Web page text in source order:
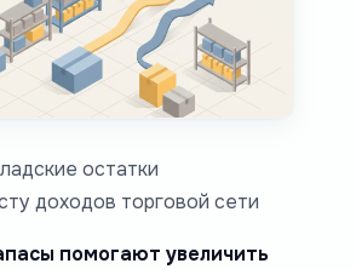
остатки
доходов торговой сети
помогают увеличить